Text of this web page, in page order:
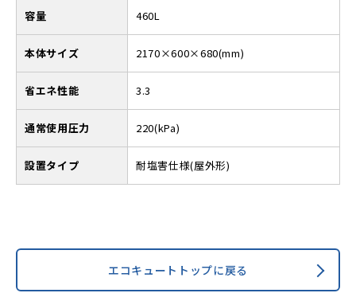
容量 460L
本体サイズ 2170×600×680(mm)
省エネ性能 3.3
通常使用圧力 220(kPa)
設置タイプ 耐塩害仕様(屋外形)
エコキュートトップに戻る